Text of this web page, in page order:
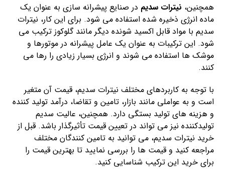
همچنین، نیترات سدیم در صنایع پیشرانه سازی به عنوان یک
ماده انرژی ذخیره شده استفاده می شود. برای این کار، نیترات
سدیم با مواد قابل اکسید شونده دیگر مانند گلوکوز ترکیب می
شود. این ترکیبات به عنوان یک عامل پیشرانه در موتورها و
موشک ها استفاده می شوند و انرژی بسیار زیادی را رها می
کنند.
با توجه به کاربردهای مختلف نیترات سدیم، قیمت آن متغیر
است و به عواملی مانند بازار، تامین و تقاضا، درآمد تولید کننده
و هزینه های تولید بستگی دارد. همچنین، عالیت سدیم
تولیدکننده نیز می تواند در تعیین قیمت تأثیرگذار باشد. قبل از
خرید نیترات سدیم، می توانید به تامین کنندگان مختلف
مراجعه کنید و قیمت ها را بررسی نمایید تا بهترین قیمت را
برای خرید این ترکیب شناسایی کنید.